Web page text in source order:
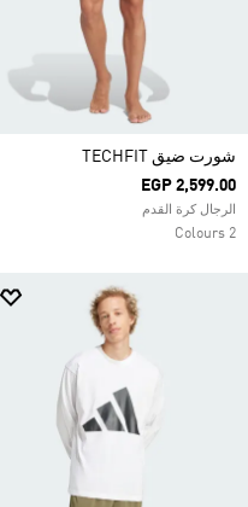
شورت ضيق TECHFIT
EGP 2,599.00
الرجال كرة القدم
2 Colours